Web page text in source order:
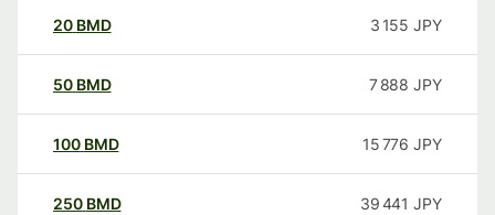
20 BMD 3 155 JPY
50 BMD 7 888 JPY
100 BMD 15 776 JPY
250 BMD 39 441 JPY